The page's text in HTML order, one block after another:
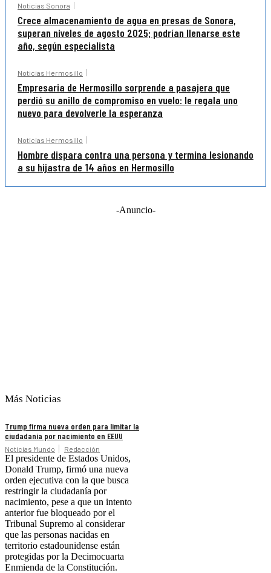
Noticias Sonora
Crece almacenamiento de agua en presas de Sonora,
superan niveles de agosto 2025; podrían llenarse este
año, según especialista
Noticias Hermosillo
Empresaria de Hermosillo sorprende a pasajera que
perdió su anillo de compromiso en vuelo: le regala uno
nuevo para devolverle la esperanza
Noticias Hermosillo
Hombre dispara contra una persona y termina lesionando
a su hijastra de 14 años en Hermosillo
-Anuncio-
Más Noticias
Trump firma nueva orden para limitar la
ciudadanía por nacimiento en EEUU
Noticias Mundo Redacción
El presidente de Estados Unidos,
Donald Trump, firmó una nueva
orden ejecutiva con la que busca
restringir la ciudadanía por
nacimiento, pese a que un intento
anterior fue bloqueado por el
Tribunal Supremo al considerar
que las personas nacidas en
territorio estadounidense están
protegidas por la Decimocuarta
Enmienda de la Constitución.